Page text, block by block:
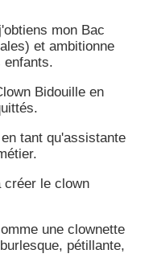
mon Bac
et ambitionne
enfants.
Bidouille en
tant qu'assistante
créer le clown
une clownette
pétillante,